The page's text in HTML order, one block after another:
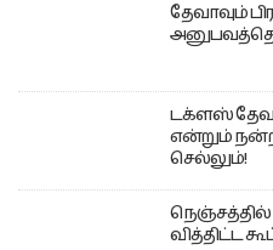
தேவாவும்
டக்ளஸ்
என்றும்
செல்லும்!
வித்திட்ட